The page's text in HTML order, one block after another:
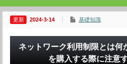
2024-3-14 基礎知識
ネットワーク利用制限とは
を購入する際に注意